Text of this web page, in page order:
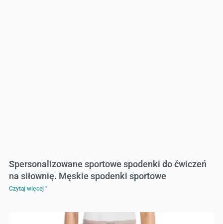
Spersonalizowane sportowe spodenki do ćwiczeń
na siłownię. Męskie spodenki sportowe
Czytaj więcej "